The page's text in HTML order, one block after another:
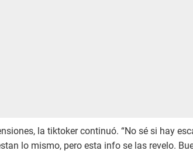
la tiktoker continuó. “No sé si hay
lo mismo, pero esta info se las revelo.